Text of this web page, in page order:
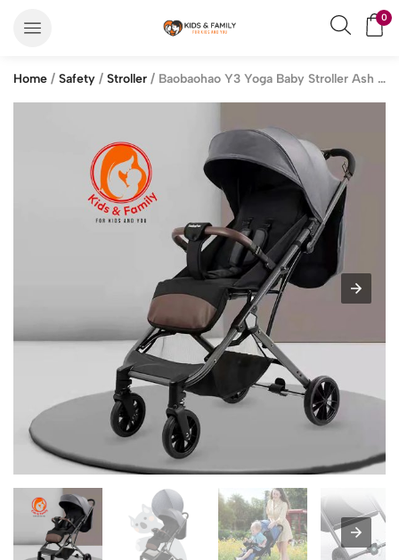
0
Home / Safety / Stroller / Baobaohao Y3 Yoga Baby Stroller Ash Color